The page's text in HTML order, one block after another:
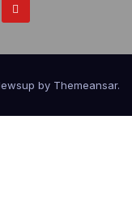
by Themeansar.